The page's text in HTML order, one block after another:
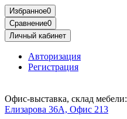
Избранное0
Сравнение0
Личный кабинет
Авторизация
Регистрация
Офис-выставка, склад мебели:
Елизарова 36А, Офис 213